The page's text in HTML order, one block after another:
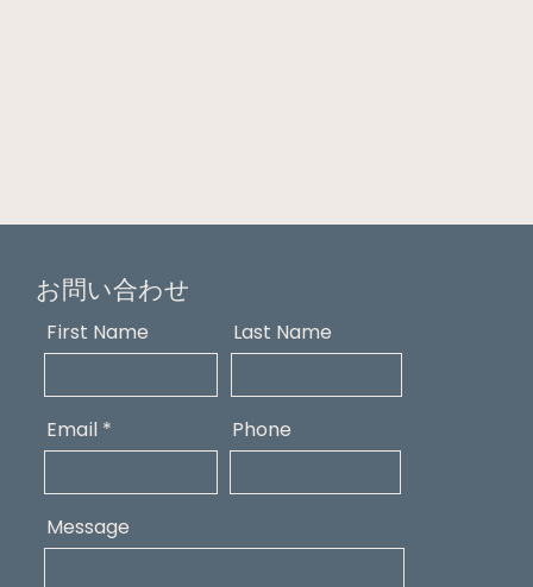
お問い合わせ
First Name Last Name
Email Phone
Message